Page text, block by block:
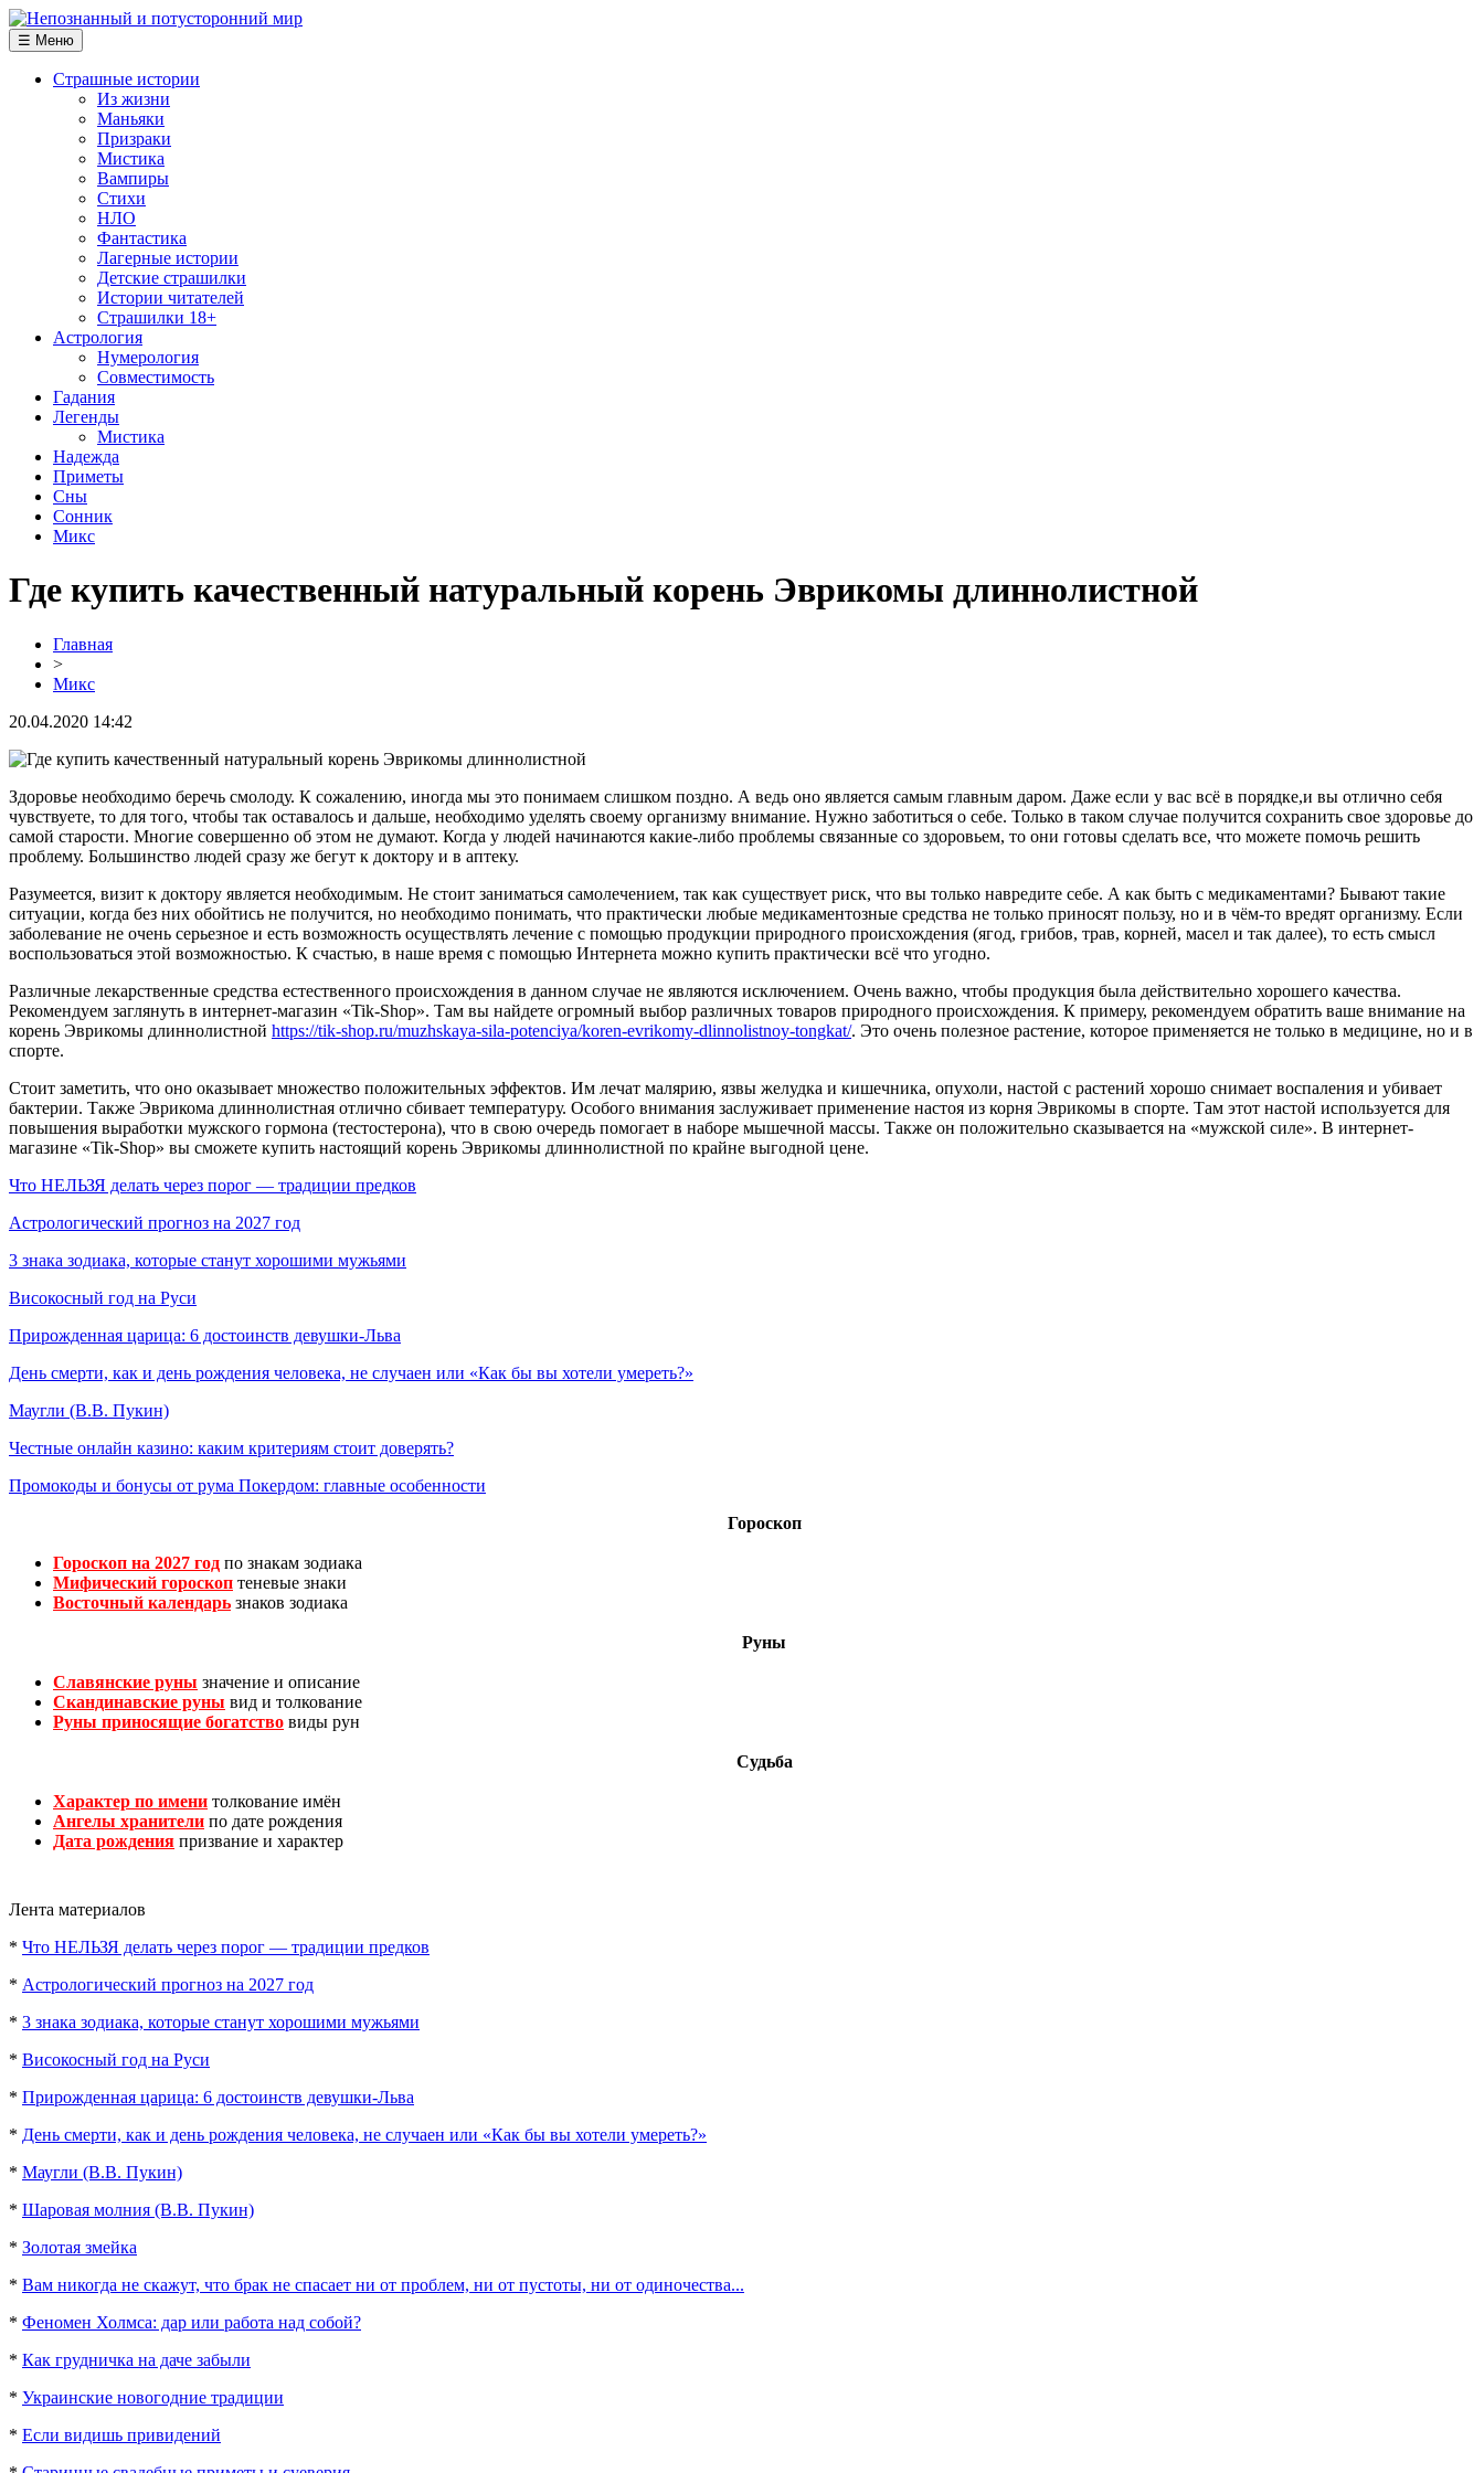
☰ Меню
Страшные истории
Из жизни
Маньяки
Призраки
Мистика
Вампиры
Стихи
НЛО
Фантастика
Лагерные истории
Детские страшилки
Истории читателей
Страшилки 18+
Астрология
Нумерология
Совместимость
Гадания
Легенды
Мистика
Надежда
Приметы
Сны
Сонник
Микс
Где купить качественный натуральный корень Эврикомы длиннолистной
Главная
>
Микс
20.04.2020 14:42
Здоровье необходимо беречь смолоду. К сожалению, иногда мы это понимаем слишком поздно. А ведь оно является самым главным даром. Даже если у вас всё в порядке,и вы отлично себя
чувствуете, то для того, чтобы так оставалось и дальше, необходимо уделять своему организму внимание. Нужно заботиться о себе. Только в таком случае получится сохранить свое здоровье до
самой старости. Многие совершенно об этом не думают. Когда у людей начинаются какие-либо проблемы связанные со здоровьем, то они готовы сделать все, что можете помочь решить
проблему. Большинство людей сразу же бегут к доктору и в аптеку.
Разумеется, визит к доктору является необходимым. Не стоит заниматься самолечением, так как существует риск, что вы только навредите себе. А как быть с медикаментами? Бывают такие
ситуации, когда без них обойтись не получится, но необходимо понимать, что практически любые медикаментозные средства не только приносят пользу, но и в чём-то вредят организму. Если
заболевание не очень серьезное и есть возможность осуществлять лечение с помощью продукции природного происхождения (ягод, грибов, трав, корней, масел и так далее), то есть смысл
воспользоваться этой возможностью. К счастью, в наше время с помощью Интернета можно купить практически всё что угодно.
Различные лекарственные средства естественного происхождения в данном случае не являются исключением. Очень важно, чтобы продукция была действительно хорошего качества.
Рекомендуем заглянуть в интернет-магазин «Tik-Shop». Там вы найдете огромный выбор различных товаров природного происхождения. К примеру, рекомендуем обратить ваше внимание на
корень Эврикомы длиннолистной https://tik-shop.ru/muzhskaya-sila-potenciya/koren-evrikomy-dlinnolistnoy-tongkat/. Это очень полезное растение, которое применяется не только в медицине, но и в
спорте.
Стоит заметить, что оно оказывает множество положительных эффектов. Им лечат малярию, язвы желудка и кишечника, опухоли, настой с растений хорошо снимает воспаления и убивает
бактерии. Также Эврикома длиннолистная отлично сбивает температуру. Особого внимания заслуживает применение настоя из корня Эврикомы в спорте. Там этот настой используется для
повышения выработки мужского гормона (тестостерона), что в свою очередь помогает в наборе мышечной массы. Также он положительно сказывается на «мужской силе». В интернет-
магазине «Tik-Shop» вы сможете купить настоящий корень Эврикомы длиннолистной по крайне выгодной цене.
Что НЕЛЬЗЯ делать через порог — традиции предков
Астрологический прогноз на 2027 год
3 знака зодиака, которые станут хорошими мужьями
Високосный год на Руси
Прирожденная царица: 6 достоинств девушки-Льва
День смерти, как и день рождения человека, не случаен или «Как бы вы хотели умереть?»
Маугли (В.В. Пукин)
Честные онлайн казино: каким критериям стоит доверять?
Промокоды и бонусы от рума Покердом: главные особенности
Гороскоп
Гороскоп на 2027 год по знакам зодиака
Мифический гороскоп теневые знаки
Восточный календарь знаков зодиака
Руны
Славянские руны значение и описание
Скандинавские руны вид и толкование
Руны приносящие богатство виды рун
Судьба
Характер по имени толкование имён
Ангелы хранители по дате рождения
Дата рождения призвание и характер
Лента материалов
* Что НЕЛЬЗЯ делать через порог — традиции предков
* Астрологический прогноз на 2027 год
* 3 знака зодиака, которые станут хорошими мужьями
* Високосный год на Руси
* Прирожденная царица: 6 достоинств девушки-Льва
* День смерти, как и день рождения человека, не случаен или «Как бы вы хотели умереть?»
* Маугли (В.В. Пукин)
* Шаровая молния (В.В. Пукин)
* Золотая змейка
* Вам никогда не скажут, что брак не спасает ни от проблем, ни от пустоты, ни от одиночества...
* Феномен Холмса: дар или работа над собой?
* Как грудничка на даче забыли
* Украинские новогодние традиции
* Если видишь привидений